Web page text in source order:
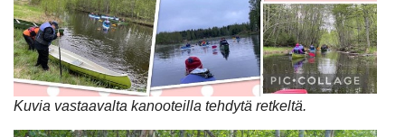
Kuvia vastaavalta kanooteilla tehdytä retkeltä.